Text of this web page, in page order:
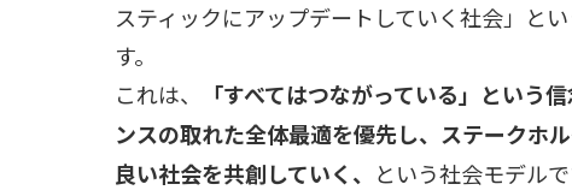
スティックにアップデートしていく社会」と
す。
これは、
「すべてはつながっている」という
ンスの取れた全体最適を優先し、ステークホ
良い社会を共創していく、 という社会モデルで